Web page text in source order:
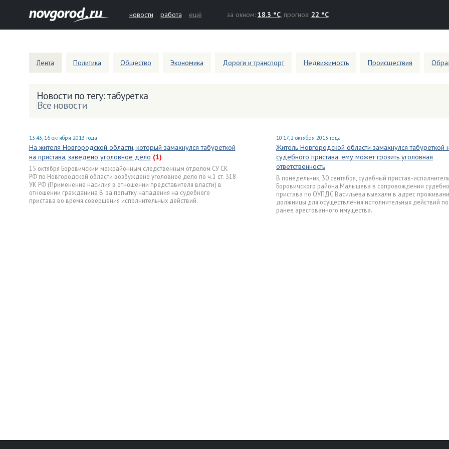
новости работа ещё за окном: 18.3 °C, прогноз: 22 °C
Лента Политика Общество Экономика Дороги и транспорт Недвижимость Происшествия
Новости по тегу: табуретка
Все новости
13:43, 16 октября 2013 года
На жителя Новгородской области, который замахнулся табуреткой
на пристава, заведено уголовное дело (1)
15 октября Боровичским межрайонным следственным отделом СУ СК
РФ по Новгородской области возбуждено уголовное дело по ч.1 ст. 318
УК РФ (Применение насилия в отношении представителя власти) в
отношении гражданина В. за попытку нападения на судебного
пристава во время совершения исполнительных действий.
10:17, 2 октября 2013 года
Житель Новгородской области замахнулся табуреткой
судебного пристава: ему может грозить уголовная
ответственность
В понедельник, 30 сентября, судебный пристав-
Боровичского района Малышева в сопровождении
пристава по ОУПДС Васильева выехали в адрес
должницы для осуществления исполнительных действий по
ранее арестованного имущества.